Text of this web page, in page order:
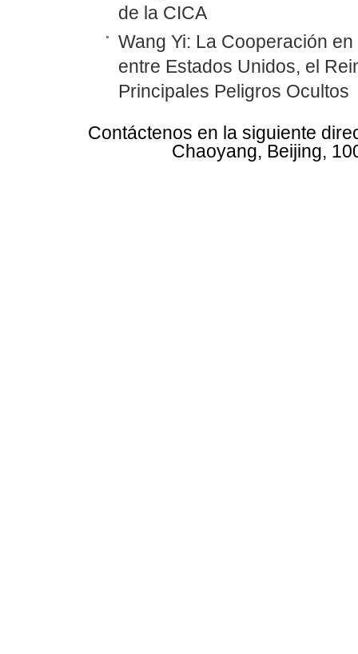
de la CICA
Wang Yi: La Cooperación
entre Estados Unidos, el
Principales Peligros Ocultos
Contáctenos en la siguiente
Chaoyang, Beijing,